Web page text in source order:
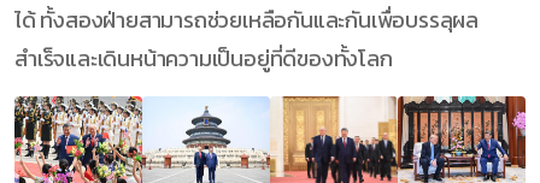
ได้ ทั้งสองฝ่ายสามารถช่วยเหลือกันและกันเพื่อบรรลุผล
สำเร็จและเดินหน้าความเป็นอยู่ที่ดีของทั้งโลก